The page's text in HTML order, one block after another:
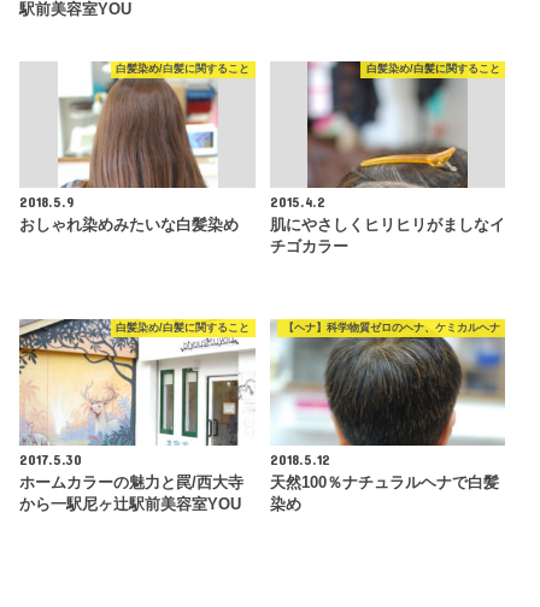
駅前美容室YOU
白髪染め/白髪に関すること
2018.5.9
おしゃれ染めみたいな白髪染め
白髪染め/白髪に関すること
2015.4.2
肌にやさしくヒリヒリがましなイ
チゴカラー
白髪染め/白髪に関すること
2017.5.30
ホームカラーの魅力と罠/西大寺
から一駅尼ヶ辻駅前美容室YOU
【ヘナ】科学物質ゼロのヘナ、ケミカルヘナ
2018.5.12
天然100％ナチュラルヘナで白髪
染め